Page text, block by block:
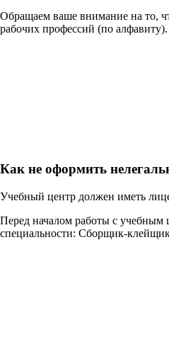
Обращаем ваше внимание на то,
рабочих профессий (по алфавиту).
Как не оформить
Учебный центр должен иметь
Перед началом работы с учебным
специальности: Сборщик-